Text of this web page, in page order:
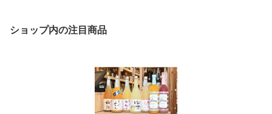
ショップ内の注目商品